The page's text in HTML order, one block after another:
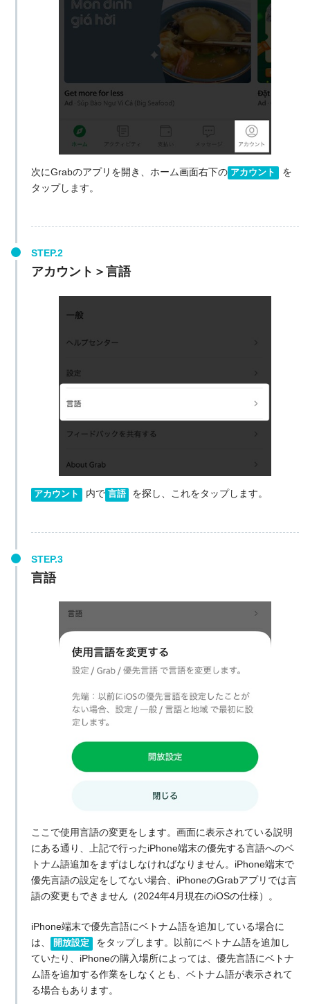
次にGrabのアプリを開き、ホーム画面右下の アカウント
を
タップします。
アカウント＞言語
アカウント 内で 言語 を探し、これをタップします。
言語
ここで使用言語の変更をします。画面に表示されている説明
にある通り、上記で行ったiPhone端末の優先する言語へのベ
トナム語追加をまずはしなければなりません。iPhone端末で
優先言語の設定をしてない場合、iPhoneのGrabアプリでは言
語の変更もできません（2024年4月現在のiOSの仕様）。
iPhone端末で優先言語にベトナム語を追加している場合に
は、
開放設定
をタップします。以前にベトナム語を追加し
ていたり、iPhoneの購入場所によっては、優先言語にベトナ
ム語を追加する作業をしなくとも、ベトナム語が表示されて
る場合もあります。